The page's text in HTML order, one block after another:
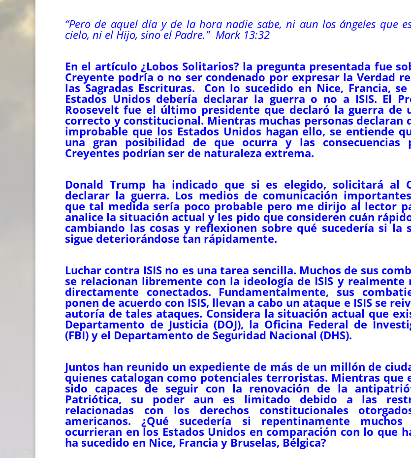
“Pero de aquel día y de la hora nadie sabe, ni aun los ángeles que
cielo, ni el Hijo, sino el Padre.”Mark 13:32
En el artículo ¿Lobos Solitarios? la pregunta presentada fue
Creyente podría o no ser condenado por expresar la Verdad
las Sagradas Escrituras. Con lo sucedido en Nice, Francia,
Estados Unidos debería declarar la guerra o no a ISIS. El
Roosevelt fue el último presidente que declaró la guerra de
correcto y constitucional. Mientras muchas personas declaran
improbable que los Estados Unidos hagan ello, se entiende
una gran posibilidad de que ocurra y las consecuencias
Creyentes podrían ser de naturaleza extrema.
Donald Trump ha indicado que si es elegido, solicitará al
declarar la guerra. Los medios de comunicación
que tal medida sería poco probable pero me dirijo al lector
analice la situación actual y les pido que consideren cuán
cambiando las cosas y reflexionen sobre qué sucedería si la
sigue deteriorándose tan rápidamente.
Luchar contra ISIS no es una tarea sencilla. Muchos de sus
se relacionan libremente con la ideología de ISIS y realmente
directamente conectados. Fundamentalmente, sus
ponen de acuerdo con ISIS, llevan a cabo un ataque e ISIS se
autoría de tales ataques. Considera la situación actual que
Departamento de Justicia (DOJ), la Oficina Federal de
(FBI) y el Departamento de Seguridad Nacional (DHS).
Juntos han reunido un expediente de más de un millón de
quienes catalogan como potenciales terroristas. Mientras que
sido capaces de seguir con la renovación de la
Patriótica, su poder aun es limitado debido a las
relacionadas con los derechos constitucionales
americanos. ¿Qué sucedería si repentinamente muchos
ocurrieran en los Estados Unidos en comparación con lo que
ha sucedido en Nice, Francia y Bruselas, Bélgica?